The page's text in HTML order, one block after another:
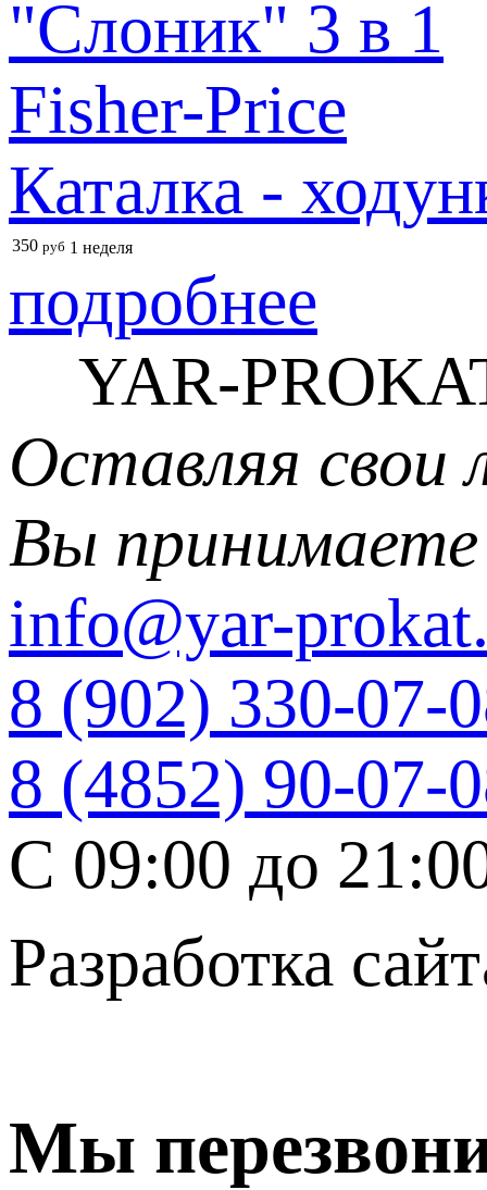
Каталка -
350 руб 1 неделя
подробнее
YAR-
Оставляя свои
Вы
info@yar-
8 (902) 330-07-
8 (4852) 90-07-
C 09:00 до
Разработка
Мы